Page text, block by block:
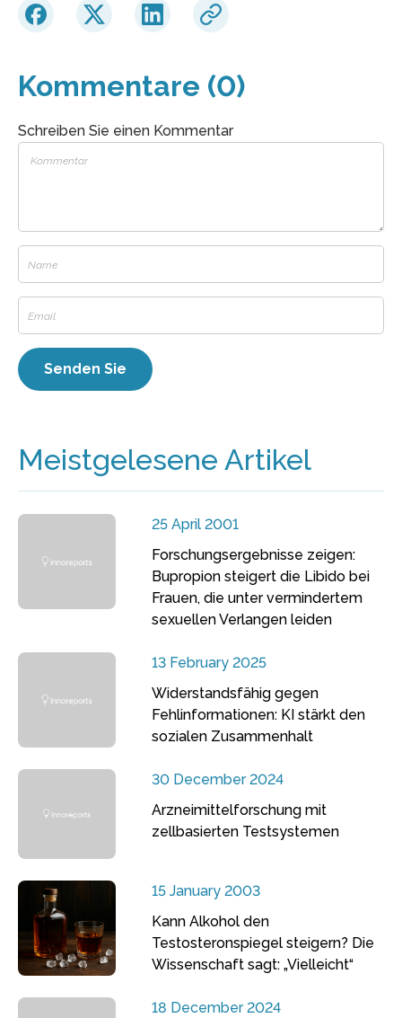
Kommentare (0)
Schreiben Sie einen Kommentar
Meistgelesene Artikel
25 April 2001
Forschungsergebnisse zeigen:
Bupropion steigert die Libido bei
Frauen, die unter vermindertem
sexuellen Verlangen leiden
13 February 2025
Widerstandsfähig gegen
Fehlinformationen: KI stärkt den
sozialen Zusammenhalt
30 December 2024
Arzneimittelforschung mit
zellbasierten Testsystemen
15 January 2003
Kann Alkohol den
Testosteronspiegel steigern? Die
Wissenschaft sagt: „Vielleicht“
18 December 2024